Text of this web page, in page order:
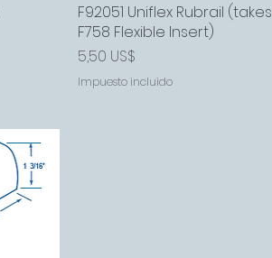
Vista rápida
F92051 Uniflex Rubrail (takes
F758 Flexible Insert)
Precio
5,50 US$
Impuesto incluido